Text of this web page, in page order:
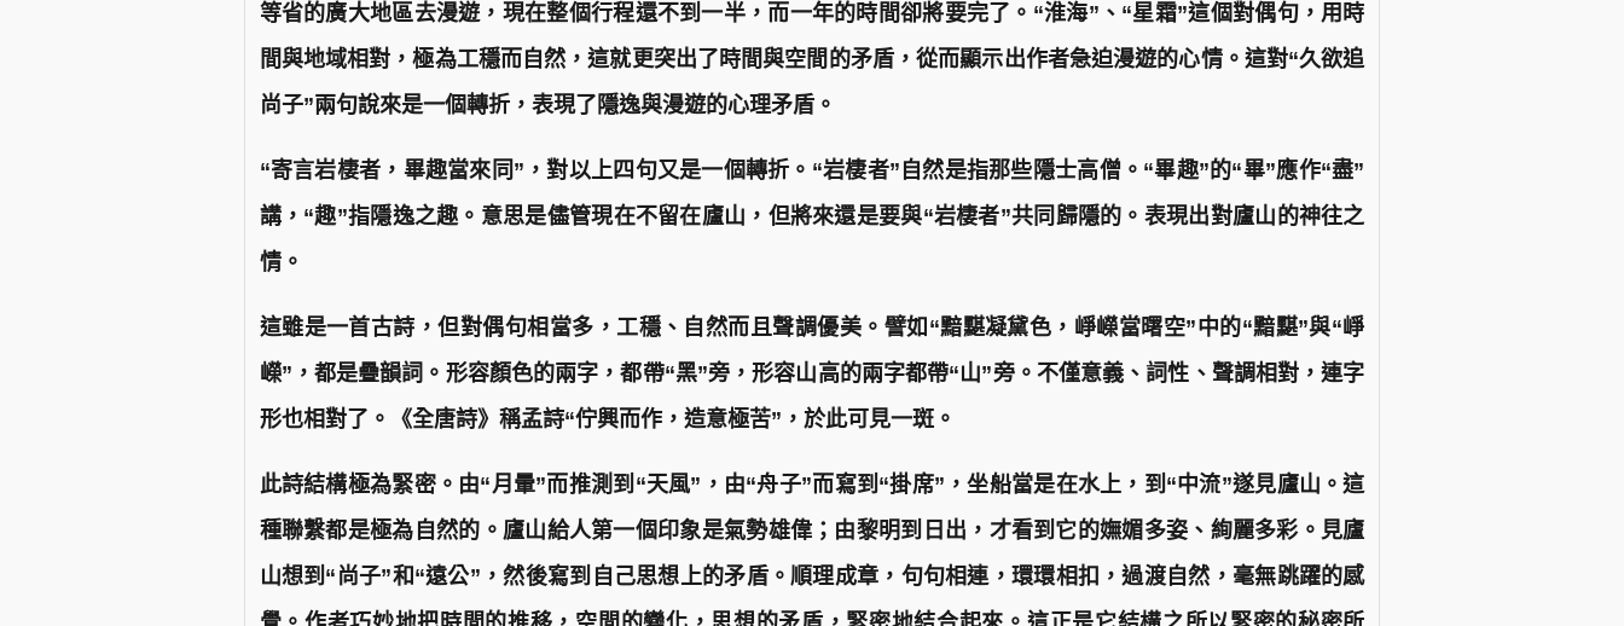
等省的廣大地區去漫遊，現在整個行程還不到一半，而一年的時間卻將要完了。“淮海”、“星霜”這個對偶句，用時
間與地域相對，極為工穩而自然，這就更突出了時間與空間的矛盾，從而顯示出作者急迫漫遊的心情。這對“久欲追
尚子”兩句說來是一個轉折，表現了隱逸與漫遊的心理矛盾。
“寄言岩棲者，畢趣當來同”，對以上四句又是一個轉折。“岩棲者”自然是指那些隱士高僧。“畢趣”的“畢”應作“盡”
講，“趣”指隱逸之趣。意思是儘管現在不留在廬山，但將來還是要與“岩棲者”共同歸隱的。表現出對廬山的神往之
情。
這雖是一首古詩，但對偶句相當多，工穩、自然而且聲調優美。譬如“黯黮凝黛色，崢嶸當曙空”中的“黯黮”與“崢
嶸”，都是疊韻詞。形容顏色的兩字，都帶“黑”旁，形容山高的兩字都帶“山”旁。不僅意義、詞性、聲調相對，連字
形也相對了。《全唐詩》稱孟詩“佇興而作，造意極苦”，於此可見一斑。
此詩結構極為緊密。由“月暈”而推測到“天風”，由“舟子”而寫到“掛席”，坐船當是在水上，到“中流”遂見廬山。這
種聯繫都是極為自然的。廬山給人第一個印象是氣勢雄偉；由黎明到日出，才看到它的嫵媚多姿、絢麗多彩。見廬
山想到“尚子”和“遠公”，然後寫到自己思想上的矛盾。順理成章，句句相連，環環相扣，過渡自然，毫無跳躍的感